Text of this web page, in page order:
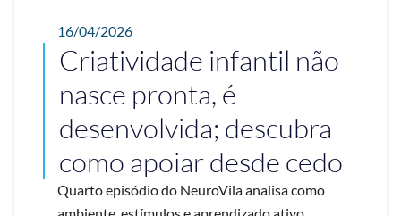
16/04/2026
Criatividade infantil não
nasce pronta, é
desenvolvida; descubra
como apoiar desde cedo
Quarto episódio do NeuroVila analisa como